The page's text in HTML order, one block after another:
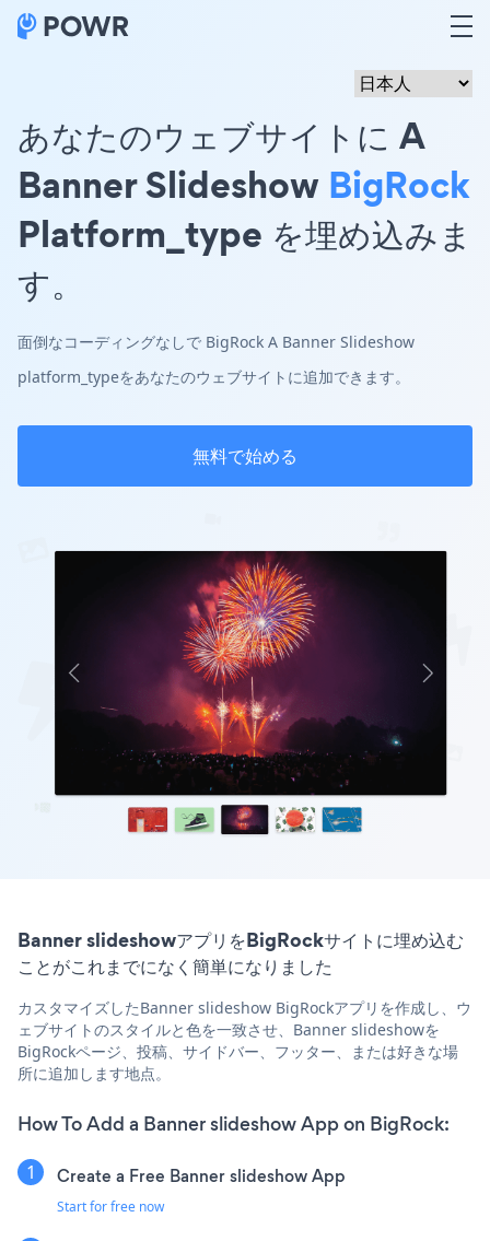
あなたのウェブサイトに A
Banner Slideshow BigRock
Platform_type を埋め込みま
す。
面倒なコーディングなしで BigRock A Banner Slideshow
platform_typeをあなたのウェブサイトに追加できます。
無料で始める
Banner slideshowアプリをBigRockサイトに埋め込む
ことがこれまでになく簡単になりました
カスタマイズしたBanner slideshow BigRockアプリを作成し、ウ
ェブサイトのスタイルと色を一致させ、Banner slideshowを
BigRockページ、投稿、サイドバー、フッター、または好きな場
所に追加します地点。
How To Add a Banner slideshow App on BigRock:
Create a Free Banner slideshow App
Start for free now